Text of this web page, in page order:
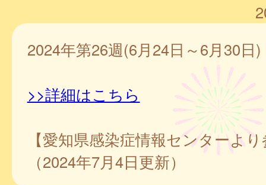
2024年第26週(6月24日～6月30日)
>>詳細はこちら
【愛知県感染症情報センターよ
（2024年7月4日更新）